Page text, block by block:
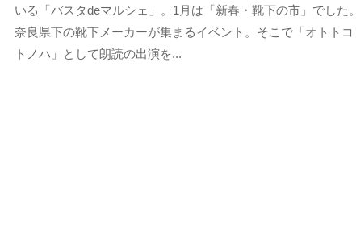
o
t
o
いる「バスタdeマルシェ」。1月は「新春・靴下の市」でした。
奈良県下の靴下メーカーが集まるイベント。そこで「オトトコ
トノハ」として朗読の出演を...